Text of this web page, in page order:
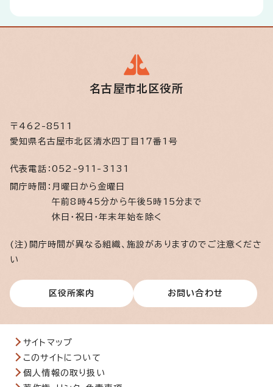
名古屋市北区役所
〒462-8511
愛知県名古屋市北区清水四丁目17番1号
代表電話： 052-911-3131
開庁時間： 月曜日から金曜日
午前8時45分から午後5時15分まで
休日・祝日・年末年始を除く
(注)開庁時間が異なる組織、施設がありますのでご注意くださ
い
区役所案内 お問い合わせ
サイトマップ
このサイトについて
個人情報の取り扱い